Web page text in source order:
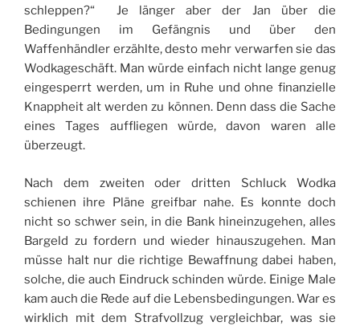
schleppen?“ Je länger aber der Jan über die
Bedingungen im Gefängnis und über den
Waffenhändler erzählte, desto mehr verwarfen sie das
Wodkageschäft. Man würde einfach nicht lange genug
eingesperrt werden, um in Ruhe und ohne finanzielle
Knappheit alt werden zu können. Denn dass die Sache
eines Tages auffliegen würde, davon waren alle
überzeugt.
Nach dem zweiten oder dritten Schluck Wodka
schienen ihre Pläne greifbar nahe. Es konnte doch
nicht so schwer sein, in die Bank hineinzugehen, alles
Bargeld zu fordern und wieder hinauszugehen. Man
müsse halt nur die richtige Bewaffnung dabei haben,
solche, die auch Eindruck schinden würde. Einige Male
kam auch die Rede auf die Lebensbedingungen. War es
wirklich mit dem Strafvollzug vergleichbar, was sie